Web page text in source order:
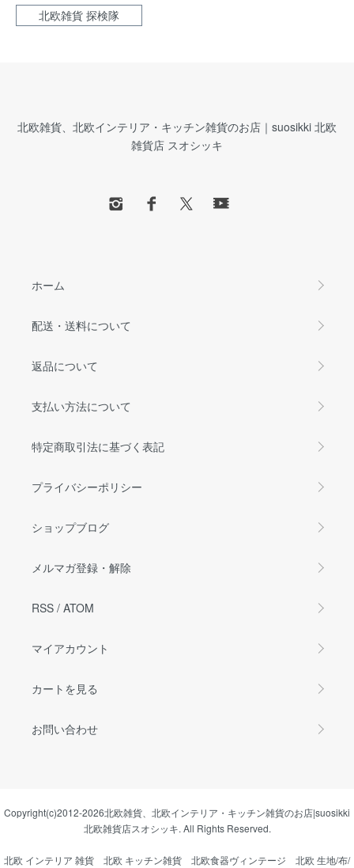
北欧雑貨 探検隊
北欧雑貨、北欧インテリア・キッチン雑貨のお店｜suosikki 北欧
雑貨店 スオシッキ
ホーム
配送・送料について
返品について
支払い方法について
特定商取引法に基づく表記
プライバシーポリシー
ショップブログ
メルマガ登録・解除
RSS / ATOM
マイアカウント
カートを見る
お問い合わせ
Copyright(c)2012-2026北欧雑貨、北欧インテリア・キッチン雑貨のお店|suosikki
北欧雑貨店スオシッキ. All Rights Reserved.
北欧 インテリア 雑貨 北欧 キッチン雑貨 北欧食器ヴィンテージ 北欧 生地/布/